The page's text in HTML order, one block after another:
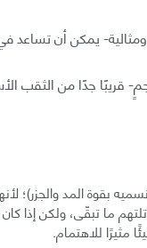
يمكن أن تساعد
قريبًا جدًا من الثقب
بقوة المد والجزر)؛
ما تبقّى، ولكن إذا
للاهتمام.